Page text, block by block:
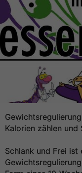
Kalorien zählen und
Schlank und Frei ist